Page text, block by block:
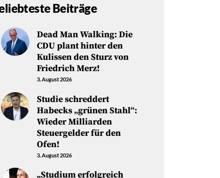
Beiträge
Dead Man Walking: Die
CDU plant hinter den
Kulissen den Sturz von
Friedrich Merz!
3. August 2026
Studie schreddert
Habecks „grünen Stahl“:
Wieder Milliarden
Steuergelder für den
Ofen!
3. August 2026
„Studium erfolgreich